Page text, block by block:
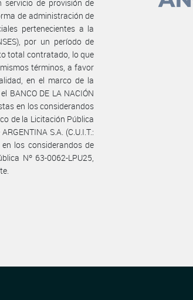
de provisión de
de administración de
pertenecientes a la
por un período de
total contratado, lo que
términos, a favor
en el marco de la
BANCO DE LA NACIÓN
en los considerandos
de la Licitación Pública
S.A. (C.U.I.T.:
los considerandos de
Nº 63-0062-LPU25,